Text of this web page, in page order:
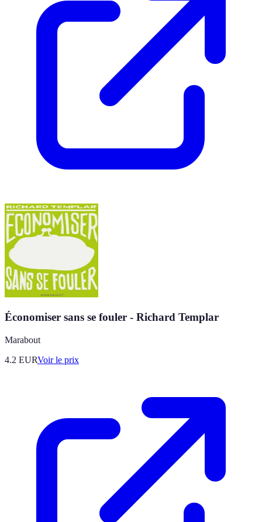
Économiser sans se fouler - Richard Templar
Marabout
4.2 EURVoir le prix